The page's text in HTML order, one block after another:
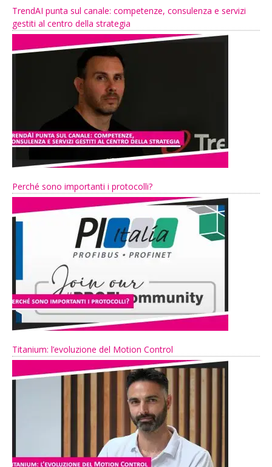
TrendAI punta sul canale: competenze, consulenza e servizi
gestiti al centro della strategia
Perché sono importanti i protocolli?
Titanium: l’evoluzione del Motion Control